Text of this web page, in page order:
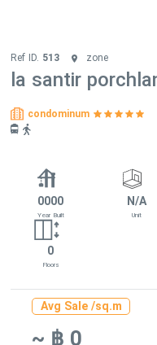
Ref ID. 513 zone
la santir
condominum
0000
Year Built
N/A
Unit
0
Floors
Avg Sale /sq.m
~ ฿ 0